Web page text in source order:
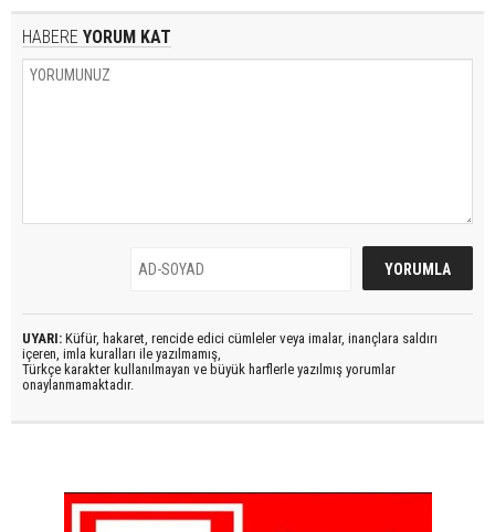
HABERE YORUM KAT
UYARI: Küfür, hakaret, rencide edici cümleler veya imalar, inançlara saldırı
içeren, imla kuralları ile yazılmamış,
Türkçe karakter kullanılmayan ve büyük harflerle yazılmış yorumlar
onaylanmamaktadır.